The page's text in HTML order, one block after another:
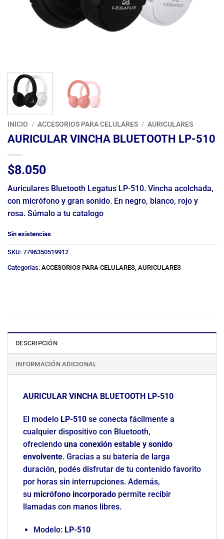
INICIO / ACCESORIOS PARA CELULARES / AURICULARES
AURICULAR VINCHA BLUETOOTH LP-510
$8.050
Auriculares Bluetooth Legatus LP-510. Vincha acolchada,
con micrófono y gran sonido. En negro, blanco, rojo y
rosa. Súmalo a tu catalogo
Sin existencias
SKU: 7796350519912
Categorías: ACCESORIOS PARA CELULARES, AURICULARES
DESCRIPCIÓN
INFORMACIÓN ADICIONAL
AURICULAR VINCHA BLUETOOTH LP-510
El modelo LP-510 se conecta fácilmente a
cualquier dispositivo con Bluetooth,
ofreciendo una conexión estable y sonido
envolvente. Gracias a su batería de larga
duración, podés disfrutar de tu contenido favorito
por horas sin interrupciones. Además,
su micrófono incorporado permite recibir
llamadas con manos libres.
Modelo: LP-510